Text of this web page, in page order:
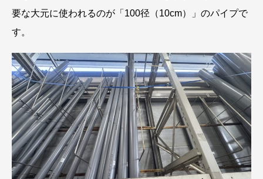
要な大元に使われるのが「100径（10cm）」のパイプで
す。